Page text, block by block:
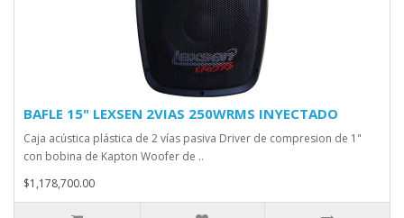
BAFLE 15" LEXSEN 2VIAS 250WRMS INYECTADO
Caja acústica plástica de 2 vías pasiva Driver de compresion de 1"
con bobina de Kapton Woofer de ..
$1,178,700.00